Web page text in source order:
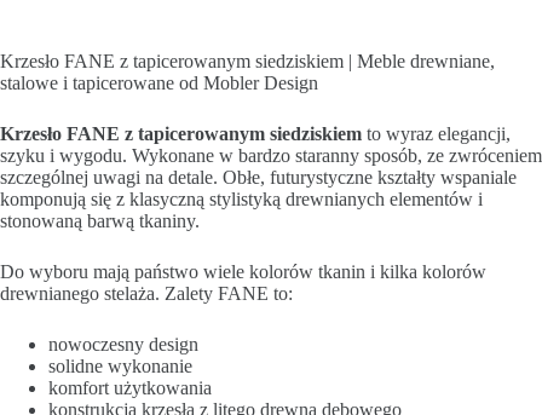
Krzesło FANE z tapicerowanym siedziskiem | Meble drewniane,
stalowe i tapicerowane od Mobler Design
Krzesło FANE z tapicerowanym siedziskiem to wyraz elegancji,
szyku i wygodu. Wykonane w bardzo staranny sposób, ze zwróceniem
szczególnej uwagi na detale. Obłe, futurystyczne kształty wspaniale
komponują się z klasyczną stylistyką drewnianych elementów i
stonowaną barwą tkaniny.
Do wyboru mają państwo wiele kolorów tkanin i kilka kolorów
drewnianego stelaża. Zalety FANE to:
nowoczesny design
solidne wykonanie
komfort użytkowania
konstrukcja krzesła z litego drewna dębowego